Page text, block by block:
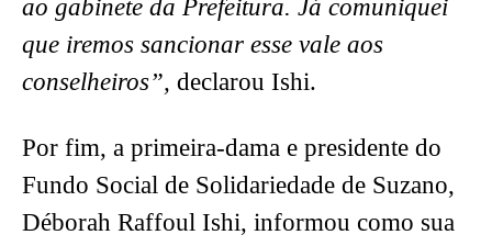
ao gabinete da Prefeitura. Já comuniquei
que iremos sancionar esse vale aos
conselheiros”, declarou Ishi.
Por fim, a primeira-dama e presidente do
Fundo Social de Solidariedade de Suzano,
Déborah Raffoul Ishi, informou como sua